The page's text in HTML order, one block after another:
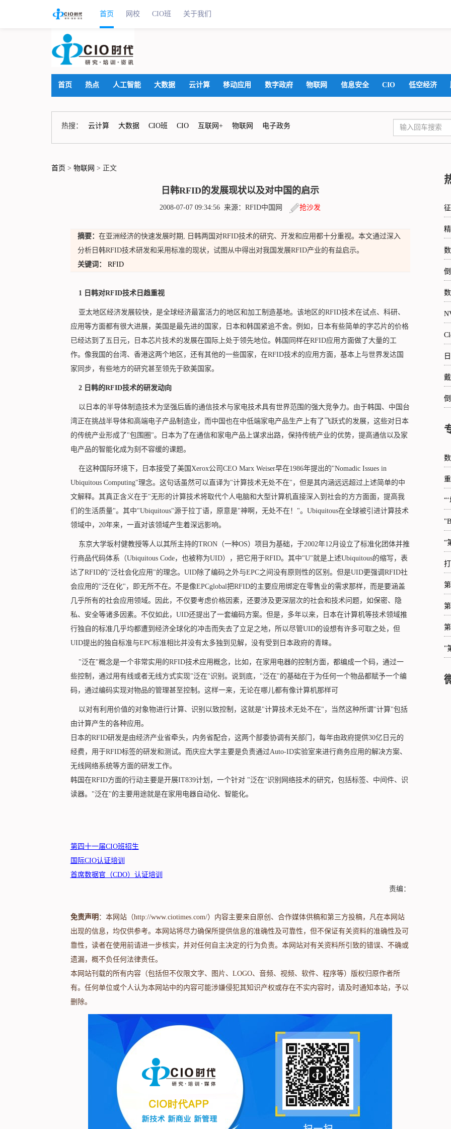
首页 网校 CIO班 关于我们
首页 热点 人工智能 大数据 云计算 移动应用 数字政府 物联网 信息安全 CIO 低空经济
热搜： 云计算 大数据 CIO班 CIO 互联网+ 物联网 电子政务
首页 > 物联网 > 正文
日韩RFID的发展现状以及对中国的启示
2008-07-07 09:34:56 来源：RFID中国网 抢沙发
摘要： 在亚洲经济的快速发展时期, 日韩两国对RFID技术的研究、开发和应用都十分重视。本文通过深入
分析日韩RFID技术研发和采用标准的现状，试图从中得出对我国发展RFID产业的有益启示。
关键词：
RFID
1 日韩对RFID技术日趋重视
亚太地区经济发展较快，是全球经济最富活力的地区和加工制造基地。该地区的RFID技术在试点、科研、
应用等方面都有很大进展，美国是最先进的国家，日本和韩国紧追不舍。例如，日本有些简单的字芯片的价格
已经达到了五日元，日本芯片技术的发展在国际上处于领先地位。韩国同样在RFID应用方面做了大量的工
作。像我国的台湾、香港这两个地区，还有其他的一些国家，在RFID技术的应用方面，基本上与世界发达国
家同步，有些地方的研究甚至领先于欧美国家。
2 日韩的RFID技术的研发动向
以日本的半导体制造技术为坚强后盾的通信技术与家电技术具有世界范围的强大竞争力。由于韩国、中国台
湾正在挑战半导体和高端电子产品制造业，而中国也在中低端家电产品生产上有了飞跃式的发展，这些对日本
的传统产业形成了"包围圈"。日本为了在通信和家电产品上谋求出路，保持传统产业的优势，提高通信以及家
电产品的智能化成为刻不容缓的课题。
在这种国际环境下，日本接受了美国Xerox公司CEO Marx Weiser早在1986年提出的"Nomadic Issues in
Ubiquitous Computing"理念。这句话虽然可以直译为"计算技术无处不在"，但是其内涵远远超过上述简单的中
文解释。其真正含义在于"无形的计算技术将取代个人电脑和大型计算机直接深入到社会的方方面面，提高我
们的生活质量"。其中"Ubiquitous"源于拉丁语，原意是"神啊，无处不在！"。Ubiquitous在全球被引进计算技术
领域中，20年来，一直对该领域产生着深远影响。
东京大学坂村健教授等人以其所主持的TRON（一种OS）项目为基础，于2002年12月设立了标准化团体并推
行商品代码体系（Ubiquitous Code，也被称为UID），把它用于RFID。其中"U"就是上述Ubiquitous的缩写，表
达了RFID的"泛社会化应用"的理念。UID除了编码之外与EPC之间没有原则性的区别。但是UID更强调RFID社
会应用的"泛在化"，即无所不在。不是像EPCglobal把RFID的主要应用绑定在零售业的需求那样，而是要涵盖
几乎所有的社会应用领域。因此，不仅要考虑价格因素，还要涉及更深层次的社会和技术问题，如保密、隐
私、安全等诸多因素。不仅如此，UID还提出了一套编码方案。但是，多年以来，日本在计算机等技术领域推
行独自的标准几乎均都遭到经济全球化的冲击而失去了立足之地，所以尽管UID的设想有许多可取之处，但
UID提出的独自标准与EPC标准相比并没有太多独到见解，没有受到日本政府的青睐。
"泛在"概念是一个非常实用的RFID技术应用概念，比如，在家用电器的控制方面，都编成一个码，通过一
些控制，通过用有线或者无线方式实现"泛在"识别。说到底，"泛在"的基础在于为任何一个物品都赋予一个编
码，通过编码实现对物品的管理甚至控制。这样一来，无论在哪儿都有像计算机那样可
以对有利用价值的对象物进行计算、识别以致控制，这就是"计算技术无处不在"，当然这种所谓"计算"包括
由计算产生的各种应用。
日本的RFID研发是由经济产业省牵头，内务省配合，这两个部委协调有关部门，每年由政府提供30亿日元的
经费，用于RFID标签的研发和测试。而庆应大学主要是负责通过Auto-ID实验室来进行商务应用的解决方案、
无线网络系统等方面的研发工作。
韩国在RFID方面的行动主要是开展IT839计划，一个针对 "泛在"识别网络技术的研究，包括标签、中间件、识
读器。"泛在"的主要用途就是在家用电器自动化、智能化。
第四十一届CIO班招生
国际CIO认证培训
首席数据官（CDO）认证培训
责编：
免责声明 ：本网站（http://www.ciotimes.com/）内容主要来自原创、合作媒体供稿和第三方投稿，凡在本网站
出现的信息，均仅供参考。本网站将尽力确保所提供信息的准确性及可靠性，但不保证有关资料的准确性及可
靠性，读者在使用前请进一步核实，并对任何自主决定的行为负责。本网站对有关资料所引致的错误、不确或
遗漏，概不负任何法律责任。
本网站刊载的所有内容（包括但不仅限文字、图片、LOGO、音频、视频、软件、程序等）版权归原作者所
有。任何单位或个人认为本网站中的内容可能涉嫌侵犯其知识产权或存在不实内容时，请及时通知本站，予以
删除。
“
"